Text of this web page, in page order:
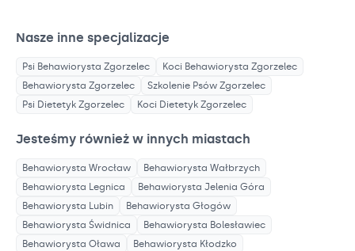
Nasze inne specjalizacje
Psi Behawiorysta Zgorzelec Koci Behawiorysta Zgorzelec
Behawiorysta Zgorzelec Szkolenie Psów Zgorzelec
Psi Dietetyk Zgorzelec Koci Dietetyk Zgorzelec
Jesteśmy również w innych miastach
Behawiorysta Wrocław Behawiorysta Wałbrzych
Behawiorysta Legnica Behawiorysta Jelenia Góra
Behawiorysta Lubin Behawiorysta Głogów
Behawiorysta Świdnica Behawiorysta Bolesławiec
Behawiorysta Oława Behawiorysta Kłodzko